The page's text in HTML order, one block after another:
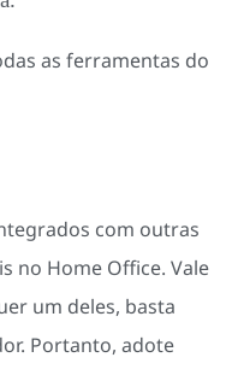
as ferramentas do
com outras
no Home Office. Vale
um deles, basta
Portanto, adote